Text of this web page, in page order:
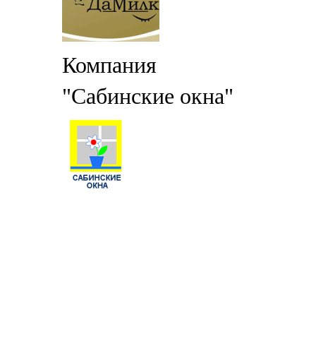
Компания
"Сабинские окна"